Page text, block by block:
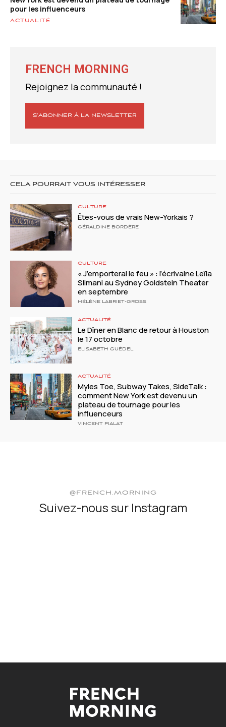
pour les influenceurs
ACTUALITÉ
FRENCH MORNING
Rejoignez la communauté !
S’ABONNER À LA NEWSLETTER
CELA POURRAIT VOUS INTÉRESSER
CULTURE
Êtes-vous de vrais New-Yorkais ?
GÉRALDINE BORDÈRE
CULTURE
« J’emporterai le feu » : l’écrivaine Leïla
Slimani au Sydney Goldstein Theater
en septembre
HÉLÈNE LABRIET-GROSS
ACTUALITÉ
Le Dîner en Blanc de retour à Houston
le 17 octobre
ELISABETH GUÉDEL
ACTUALITÉ
Myles Toe, Subway Takes, SideTalk :
comment New York est devenu un
plateau de tournage pour les
influenceurs
VINCENT PIALAT
@FRENCH.MORNING
Suivez-nous sur Instagram